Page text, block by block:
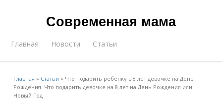
Современная мама
Главная Новости Статьи
Главная » Статьи » Что подарить ребенку в 8 лет девочке на День
Рождения. Что подарить девочке на 8 лет на День Рождения или
Новый Год